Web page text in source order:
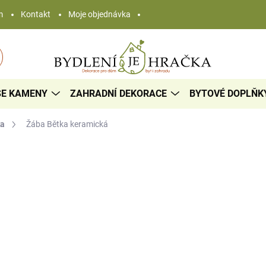
Kontakt Moje objednávka
KAMENY ZAHRADNÍ DEKORACE BYTOVÉ
Žába Bětka keramická